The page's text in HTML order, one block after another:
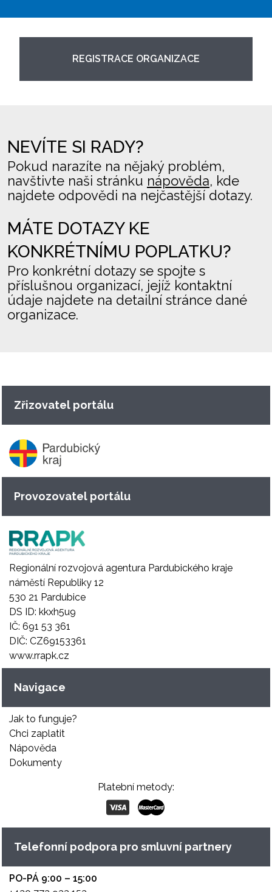
REGISTRACE ORGANIZACE
NEVÍTE SI RADY?
Pokud narazíte na nějaký problém,
navštivte naši stránku nápověda, kde
najdete odpovědi na nejčastější dotazy.
MÁTE DOTAZY KE
KONKRÉTNÍMU POPLATKU?
Pro konkrétní dotazy se spojte s
příslušnou organizací, jejíž kontaktní
údaje najdete na detailní stránce dané
organizace.
Zřizovatel portálu
Provozovatel portálu
Regionální rozvojová agentura Pardubického kraje
náměstí Republiky 12
530 21 Pardubice
DS ID: kkxh5u9
IČ: 691 53 361
DIČ: CZ69153361
www.rrapk.cz
Navigace
Jak to funguje?
Chci zaplatit
Nápověda
Dokumenty
Platební metody:
Telefonní podpora pro smluvní partnery
PO-PÁ 9:00 – 15:00